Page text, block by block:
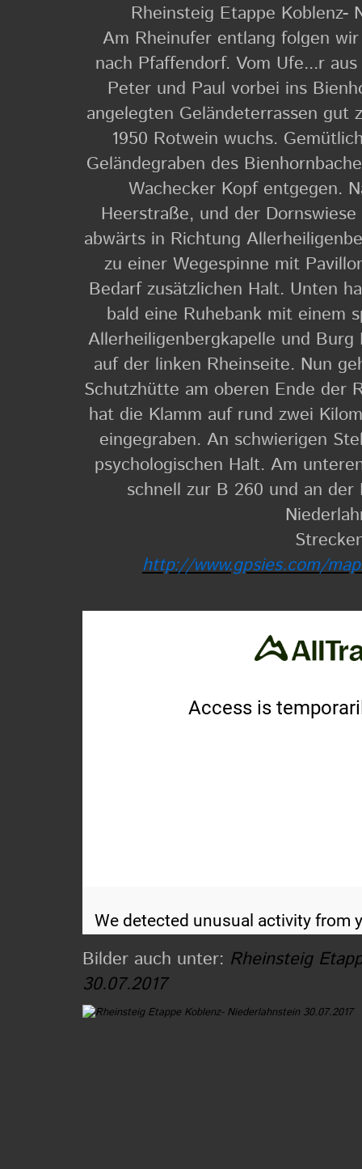
Rheinsteig Etappe Koblenz-
Am Rheinufer entlang folgen
nach Pfaffendorf. Vom Ufe...r
Peter und Paul vorbei ins
angelegten Geländeterrassen gut
1950 Rotwein wuchs.
Geländegraben des
Wachecker Kopf entgegen.
Heerstraße, und der
abwärts in Richtung
zu einer Wegespinne mit
Bedarf zusätzlichen Halt. Unten
bald eine Ruhebank mit einem
Allerheiligenbergkapelle und
auf der linken Rheinseite. Nun
Schutzhütte am oberen Ende der
hat die Klamm auf rund zwei
eingegraben. An schwierigen
psychologischen Halt. Am
schnell zur B 260 und an
http://www.gpsies.com/
Bilder auch unter: Rheinsteig
30.07.2017